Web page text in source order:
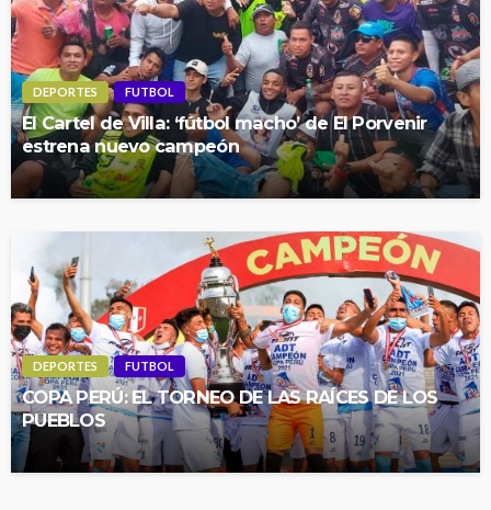
DEPORTES FUTBOL
El Cartel de Villa: ‘fútbol macho’ de El Porvenir
estrena nuevo campeón
DEPORTES FUTBOL
COPA PERÚ: EL TORNEO DE LAS RAÍCES DE LOS
PUEBLOS